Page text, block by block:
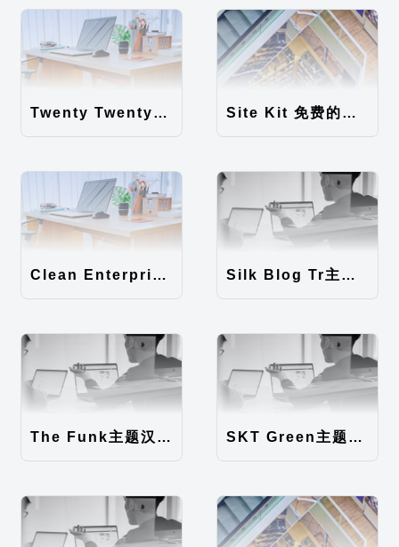
Twenty Twenty-Five 免费的WordPress内容主题 Site Kit 免费的WordPress数据统计插件
Clean Enterprise主题汉化包 Silk Blog Tr主题汉化包
The Funk主题汉化包 SKT Green主题汉化包